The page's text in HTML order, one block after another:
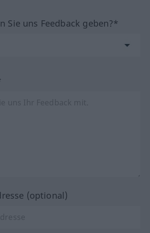
Sie uns Feedback geben?*
(optional)